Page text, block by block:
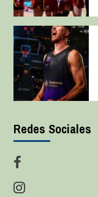
Redes Sociales